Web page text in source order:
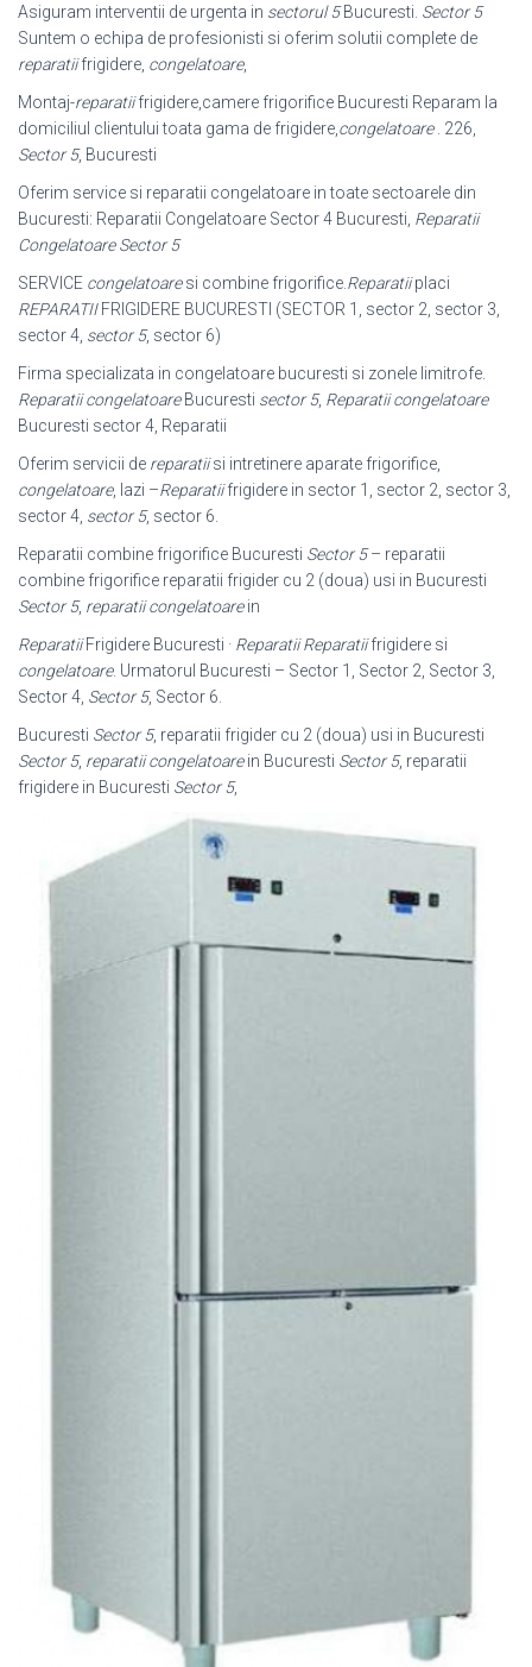
Asiguram interventii de urgenta in sectorul 5Bucuresti. Sector 5
Suntem o echipa de profesionisti si oferim solutii complete de
reparatiifrigidere, congelatoare,
Montaj-reparatiifrigidere,camere frigorifice Bucuresti Reparam la
domiciliul clientului toata gama de frigidere, congelatoare. 226,
Sector 5, Bucuresti
Oferim service si reparatii congelatoare in toate sectoarele din
Bucuresti: Reparatii Congelatoare Sector 4 Bucuresti, Reparatii
Congelatoare Sector 5
SERVICE congelatoaresi combine frigorifice. Reparatiiplaci
REPARATIIFRIGIDERE BUCURESTI (SECTOR 1, sector 2, sector 3,
sector 4, sector 5, sector 6)
Firma specializata in congelatoare bucuresti si zonele limitrofe.
Reparatii congelatoareBucuresti sector 5, Reparatii congelatoare
Bucuresti sector 4, Reparatii
Oferim servicii de reparatiisi intretinere aparate frigorifice,
congelatoare, lazi –Reparatiifrigidere in sector 1, sector 2, sector 3,
sector 4, sector 5, sector 6.
Reparatii combine frigorifice Bucuresti Sector 5– reparatii
combine frigorifice reparatii frigider cu 2 (doua) usi in Bucuresti
Sector 5, reparatii congelatoarein
ReparatiiFrigidere Bucuresti · Reparatii Reparatiifrigidere si
congelatoare. Urmatorul Bucuresti – Sector 1, Sector 2, Sector 3,
Sector 4, Sector 5, Sector 6.
Bucuresti Sector 5, reparatii frigider cu 2 (doua) usi in Bucuresti
Sector 5, reparatii congelatoarein Bucuresti Sector 5, reparatii
frigidere in Bucuresti Sector 5,